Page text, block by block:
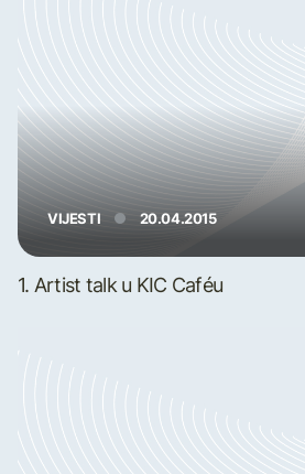
VIJESTI 20.04.2015
1. Artist talk u KIC Caféu